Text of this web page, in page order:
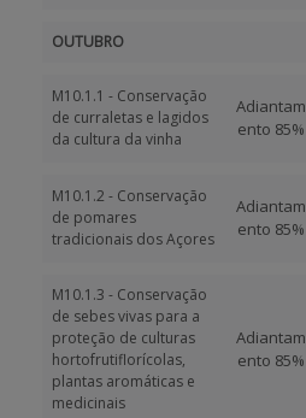
OUTUBRO
M10.1.1 - Conservação
de curraletas e lagidos
da cultura da vinha
Adiantam
ento 85%
M10.1.2 - Conservação
de pomares
tradicionais dos Açores
Adiantam
ento 85%
M10.1.3 - Conservação
de sebes vivas para a
proteção de culturas
hortofrutiflorícolas,
plantas aromáticas e
medicinais
Adiantam
ento 85%